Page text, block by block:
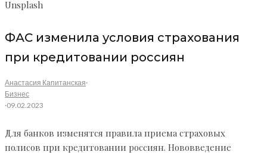
Unsplash
ФАС изменила условия страхования
при кредитовании россиян
Анастасия Капитанская·
Бизнес
·09.02.2023
Для банков изменятся правила приема страховых
полисов при кредитовании россиян. Нововведение